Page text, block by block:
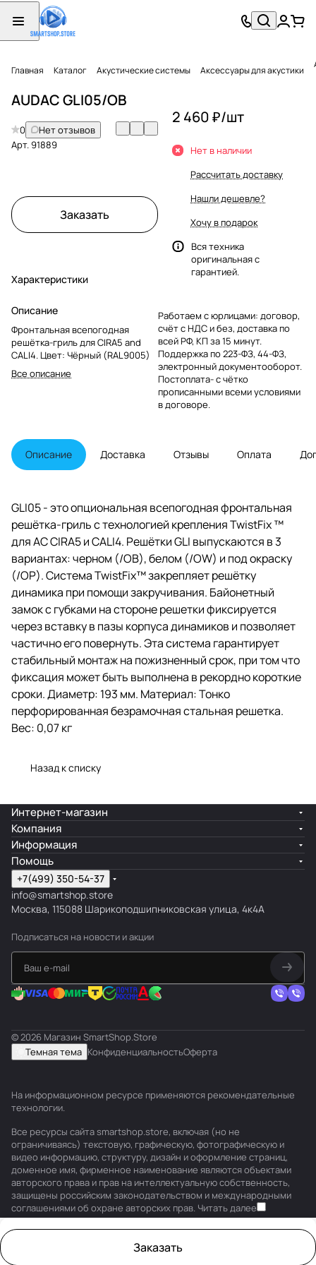
Главная Каталог Акустические системы Аксессуары для акустики
AUDAC GLI05/OB
0
Нет отзывов
Арт.91889
Заказать
Характеристики
Описание
Фронтальная всепогодная
решётка-гриль для CIRA5 and
CALI4. Цвет: Чёрный (RAL9005)
Все описание
2 460 ₽/шт
Нет в наличии
Рассчитать доставку
Нашли дешевле?
Хочу в подарок
Вся техника
оригинальная с
гарантией.
Работаем с юрлицами: договор,
счёт с НДС и без, доставка по
всей РФ, КП за 15 минут.
Поддержка по 223-ФЗ, 44-ФЗ,
электронный документооборот.
Постоплата- с чётко
прописанными всеми условиями
в договоре.
Описание Доставка Отзывы Оплата
GLI05 - это опциональная всепогодная фронтальная
решётка-гриль с технологией крепления TwistFix ™
для АС CIRA5 и CALI4. Решётки GLI выпускаются в 3
вариантах: черном (/OB), белом (/OW) и под окраску
(/OP). Система TwistFix™ закрепляет решётку
динамика при помощи закручивания. Байонетный
замок с губками на стороне решетки фиксируется
через вставку в пазы корпуса динамиков и позволяет
частично его повернуть. Эта система гарантирует
стабильный монтаж на пожизненный срок, при том что
фиксация может быть выполнена в рекордно короткие
сроки. Диаметр: 193 мм. Материал: Тонко
перфорированная безрамочная стальная решетка.
Вес: 0,07 кг
Назад к списку
Заказать
Интернет-магазин
Компания
Информация
Помощь
+7(499) 350-54-37
info@smartshop.store
Москва, 115088 Шарикоподшипниковская улица, 4к4А
Подписаться на новости и акции
© 2026 Магазин SmartShop.Store
Темная тема КонфиденциальностьОферта
На информационном ресурсе применяются рекомендательные
технологии.
Все ресурсы сайта smartshop.store, включая (но не
ограничиваясь) текстовую, графическую, фотографическую и
видео информацию, структуру, дизайн и оформление страниц,
доменное имя, фирменное наименование являются объектами
авторского права и прав на интеллектуальную собственность,
защищены российским законодательством и международными
соглашениями об охране авторских прав. Читать далее